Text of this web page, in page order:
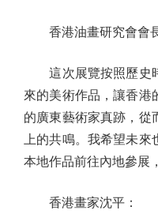
香港油畫研究會會長
這次展覽按照歷史
來的美術作品，讓香港
的廣東藝術家真跡，從
上的共鳴。我希望未來
本地作品前往內地參展
香港畫家沈平：